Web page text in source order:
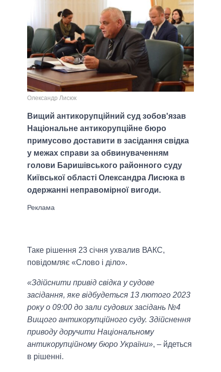
Олександр Лисюк
Вищий антикорупційний суд зобов'язав
Національне антикорупційне бюро
примусово доставити в засідання свідка
у межах справи за обвинуваченням
голови Баришівського районного суду
Київської області Олександра Лисюка в
одержанні неправомірної вигоди.
Таке рішення 23 січня ухвалив ВАКС,
повідомляє «Слово і діло».
«Здійснити привід свідка у судове
засідання, яке відбудеться 13 лютого 2023
року о 09:00 до зали судових засідань №4
Вищого антикорупційного суду. Здійснення
приводу доручити Національному
антикорупційному бюро України», – йдеться
в рішенні.